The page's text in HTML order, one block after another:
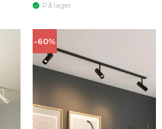
På lager
-60%